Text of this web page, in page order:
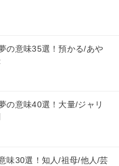
の意味35選！預かる/あや
の意味40選！大量/ジャリ
味30選！知人/祖母/他人/芸